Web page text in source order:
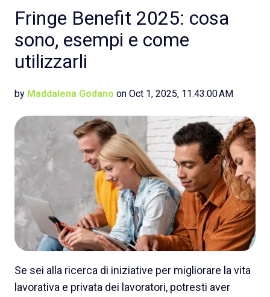
Fringe Benefit 2025: cosa
sono, esempi e come
utilizzarli
by Maddalena Godano on Oct 1, 2025, 11:43:00 AM
Se sei alla ricerca di iniziative per migliorare la vita
lavorativa e privata dei lavoratori, potresti aver